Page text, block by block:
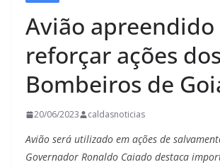
Avião apreendido
reforçar ações dos
Bombeiros de
20/06/2023 caldasnoticias
Avião será utilizado em ações de
Governador Ronaldo Caiado destaca